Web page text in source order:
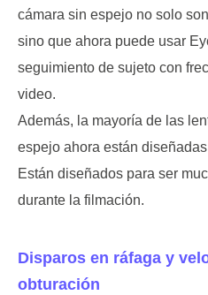
cámara sin espejo no solo
sino que ahora puede usar
seguimiento de sujeto con
video.
Además, la mayoría de las
espejo ahora están
Están diseñados para ser
durante la filmación.
Disparos en ráfaga y
obturación